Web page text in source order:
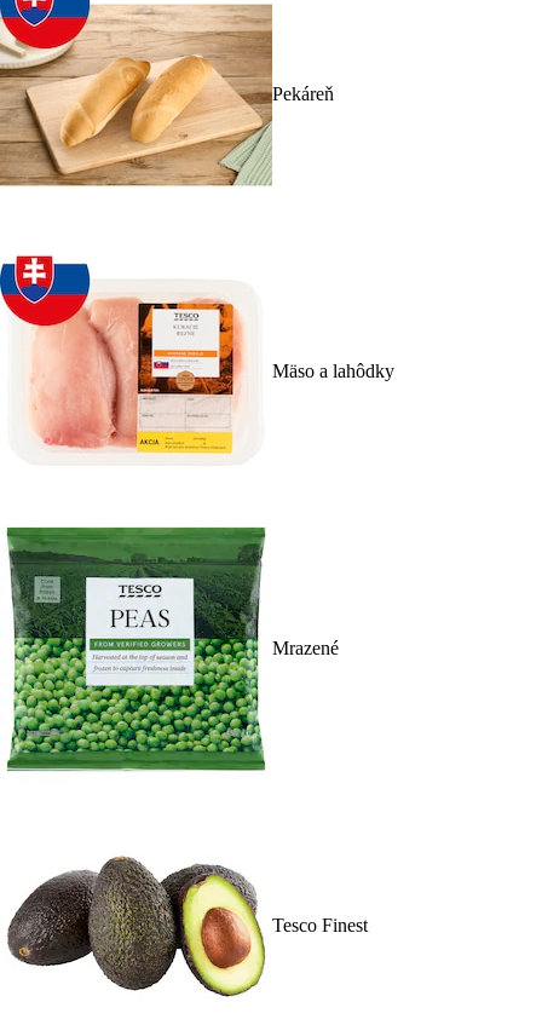
Pekáreň
Mäso a lahôdky
Mrazené
Tesco Finest